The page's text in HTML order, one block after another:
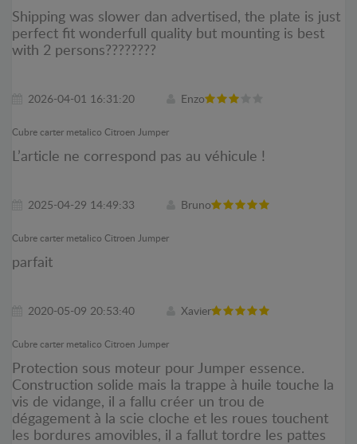
Shipping was slower dan advertised, the plate is just
perfect fit wonderfull quality but mounting is best
with 2 persons????????
2026-04-01 16:31:20 Enzo
Cubre carter metalico Citroen Jumper
L’article ne correspond pas au véhicule !
2025-04-29 14:49:33 Bruno
Cubre carter metalico Citroen Jumper
parfait
2020-05-09 20:53:40 Xavier
Cubre carter metalico Citroen Jumper
Protection sous moteur pour Jumper essence.
Construction solide mais la trappe à huile touche la
vis de vidange, il a fallu créer un trou de
dégagement à la scie cloche et les roues touchent
les bordures amovibles, il a fallut tordre les pattes